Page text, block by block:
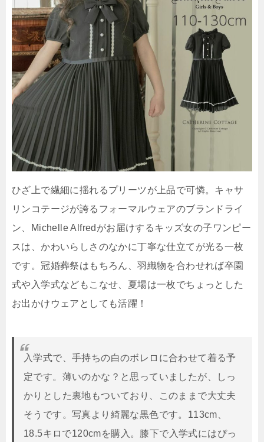
ひざ上で繊細に揺れるプリーツが上品で可憐。キャサ
リンコテージが誇るフォーマルウェアのブランドライ
ン、Michelle Alfredがお届けするキッズ女の子ワンピー
スは、かわいらしさのなかに丁寧な仕立てが光る一枚
です。冠婚葬祭はもちろん、羽織物を合わせれば卒園
式や入学式などもこなせ、夏場は一枚でちょっとした
お出かけウェアとしても活躍！
入学式で、手持ちの白のボレロに合わせて着る予
定です。薄いのかな？と思っていましたが、しっ
かりとした裏地もついており、このままで大丈夫
そうです。写真より綺麗な黒色です。113cm、
18.5キロで120cmを購入。膝下で入学式にはぴっ